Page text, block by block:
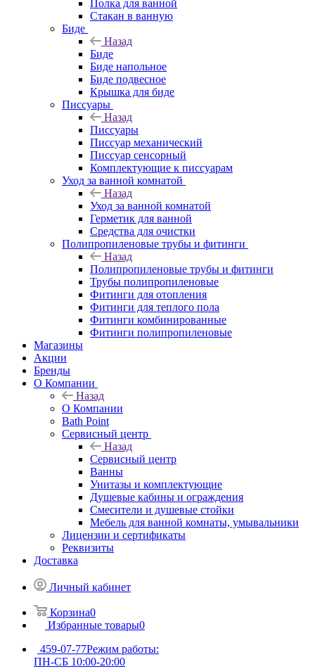
Полка для ванной
Стакан в ванную
Биде
Назад
Биде
Биде напольное
Биде подвесное
Крышка для биде
Писсуары
Назад
Писсуары
Писсуар механический
Писсуар сенсорный
Комплектующие к писсуарам
Уход за ванной комнатой
Назад
Уход за ванной комнатой
Герметик для ванной
Средства для очистки
Полипропиленовые трубы и фитинги
Назад
Полипропиленовые трубы и фитинги
Трубы полипропиленовые
Фитинги для отопления
Фитинги для теплого пола
Фитинги комбинированные
Фитинги полипропиленовые
Магазины
Акции
Бренды
О Компании
Назад
О Компании
Bath Point
Сервисный центр
Назад
Сервисный центр
Ванны
Унитазы и комплектующие
Душевые кабины и ограждения
Смесители и душевые стойки
Мебель для ванной комнаты, умывальники
Лицензии и сертификаты
Реквизиты
Доставка
Личный кабинет
Корзина0
Избранные товары0
459-07-77Режим работы:
ПН-СБ 10:00-20:00